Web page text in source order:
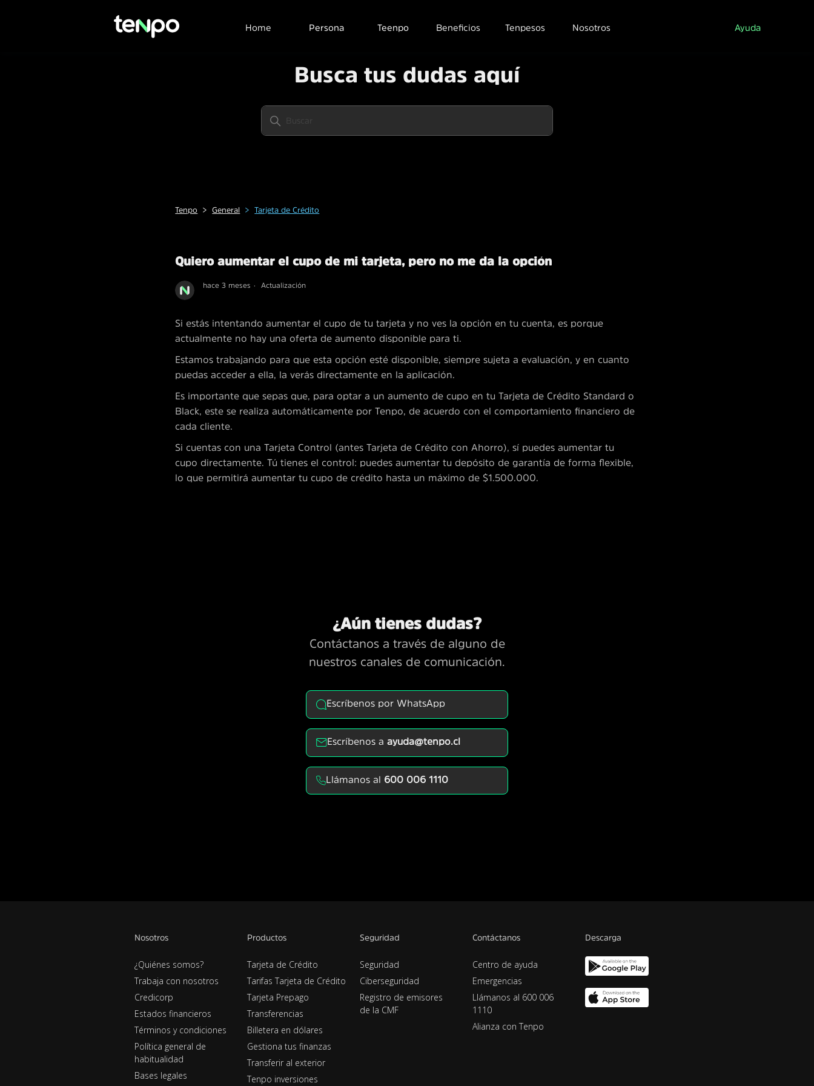
Home Persona Teenpo Beneficios Tenpesos Nosotros Ayuda
Busca tus dudas aquí
Tenpo General Tarjeta de Crédito
Quiero aumentar el cupo de mi tarjeta, pero no me da la opción
hace 3 meses Actualización
Si estás intentando aumentar el cupo de tu tarjeta y no ves la opción en tu cuenta, es porque
actualmente no hay una oferta de aumento disponible para ti.
Estamos trabajando para que esta opción esté disponible, siempre sujeta a evaluación, y en cuanto
puedas acceder a ella, la verás directamente en la aplicación.
Es importante que sepas que, para optar a un aumento de cupo en tu Tarjeta de Crédito Standard o
Black, este se realiza automáticamente por Tenpo, de acuerdo con el comportamiento financiero de
cada cliente.
Si cuentas con una Tarjeta Control (antes Tarjeta de Crédito con Ahorro), sí puedes aumentar tu
cupo directamente. Tú tienes el control: puedes aumentar tu depósito de garantía de forma flexible,
lo que permitirá aumentar tu cupo de crédito hasta un máximo de $1.500.000.
¿Aún tienes dudas?
Contáctanos a través de alguno de
nuestros canales de comunicación.
Escríbenos por WhatsApp
Escríbenos a ayuda@tenpo.cl
Llámanos al 600 006 1110
Nosotros
¿Quiénes somos?
Trabaja con nosotros
Credicorp
Estados financieros
Términos y condiciones
Política general de
habitualidad
Bases legales
Productos
Tarjeta de Crédito
Tarifas Tarjeta de Crédito
Tarjeta Prepago
Transferencias
Billetera en dólares
Gestiona tus finanzas
Transferir al exterior
Tenpo inversiones
Seguridad
Seguridad
Ciberseguridad
Registro de emisores
de la CMF
Contáctanos
Centro de ayuda
Emergencias
Llámanos al 600 006
1110
Alianza con Tenpo
Descarga